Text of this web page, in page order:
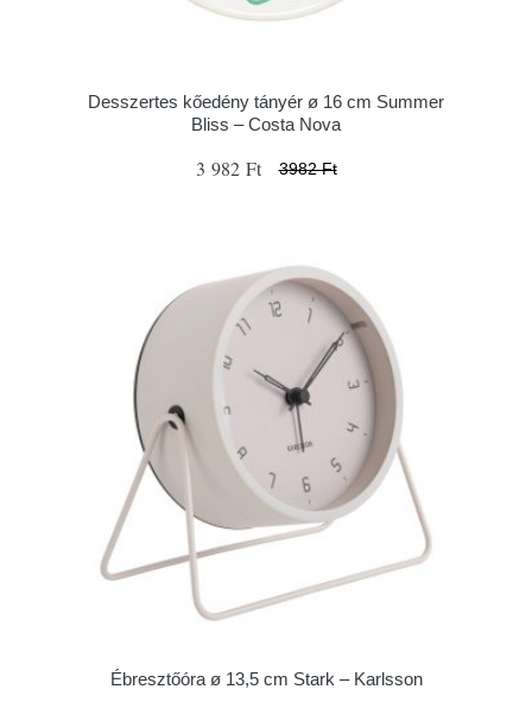
Desszertes kőedény tányér ø 16 cm Summer
Bliss – Costa Nova
3 982 Ft 3982 Ft
Ébresztőóra ø 13,5 cm Stark – Karlsson